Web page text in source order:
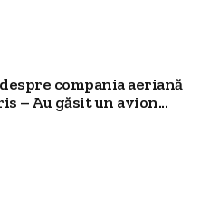
compania aeriană
– Au găsit un avion...